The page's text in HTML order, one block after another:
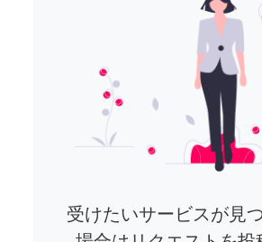
受けたいサービスが見